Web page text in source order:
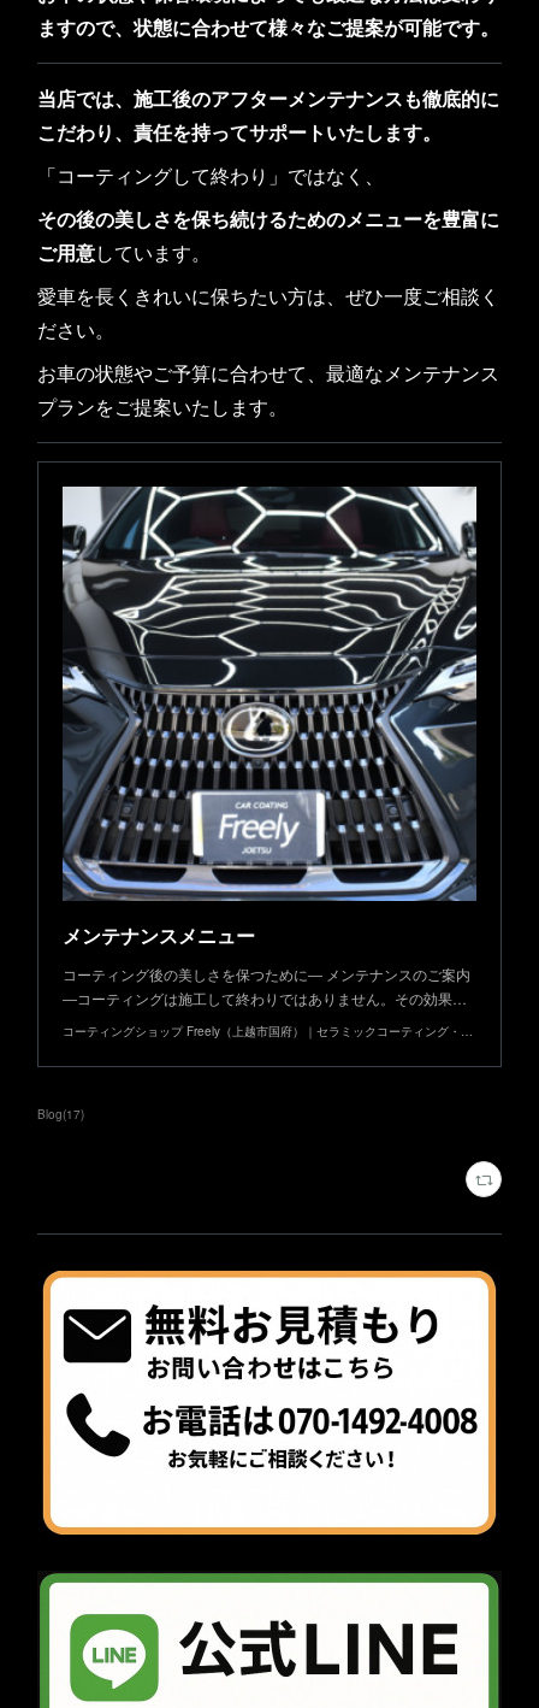
ますので、状態に合わせて様々なご提案が可能です。
当店では、施工後のアフターメンテナンスも徹底的に
こだわり、責任を持ってサポートいたします。
「コーティングして終わり」ではなく、
その後の美しさを保ち続けるためのメニューを豊富に
ご用意しています。
愛車を長くきれいに保ちたい方は、ぜひ一度ご相談く
ださい。
お車の状態やご予算に合わせて、最適なメンテナンス
プランをご提案いたします。
メンテナンスメニュー
コーティング後の美しさを保つために― メンテナンスのご案内
―コーティングは施工して終わりではありません。その効果…
コーティングショップ Freely（上越市国府）｜セラミックコーティング・高度な研磨技術
Blog(17)